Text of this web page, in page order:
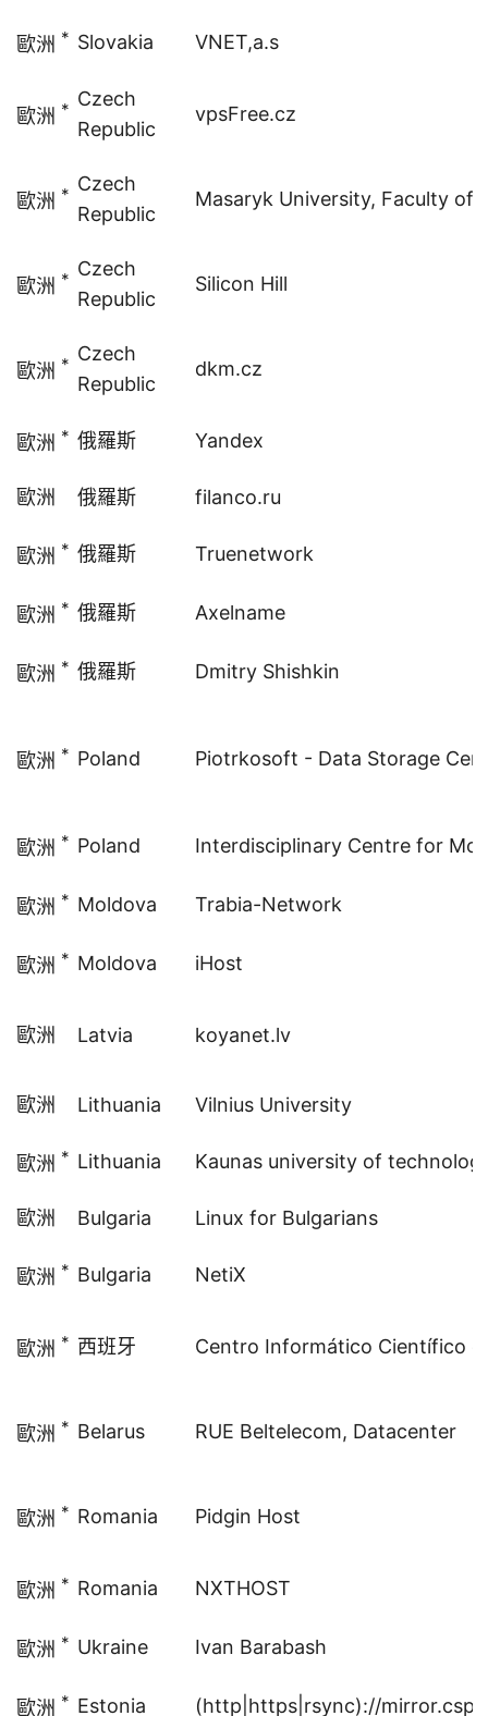
歐洲 * Slovakia VNET,a.s
歐洲 * Czech
Republic
vpsFree.cz
歐洲 * Czech
Republic
Masaryk University, Faculty of
歐洲 * Czech
Republic
Silicon Hill
歐洲 * Czech
Republic
dkm.cz
歐洲 * 俄羅斯 Yandex
歐洲 俄羅斯 filanco.ru
歐洲 * 俄羅斯 Truenetwork
歐洲 * 俄羅斯 Axelname
歐洲 * 俄羅斯 Dmitry Shishkin
歐洲 * Poland Piotrkosoft - Data Storage
歐洲 * Poland Interdisciplinary Centre for
歐洲 * Moldova Trabia-Network
歐洲 * Moldova iHost
歐洲 Latvia koyanet.lv
歐洲 Lithuania Vilnius University
歐洲 * Lithuania Kaunas university of
歐洲 Bulgaria Linux for Bulgarians
歐洲 * Bulgaria NetiX
歐洲 * 西班牙 Centro Informático Científico
歐洲 * Belarus RUE Beltelecom, Datacenter
歐洲 * Romania Pidgin Host
歐洲 * Romania NXTHOST
歐洲 * Ukraine Ivan Barabash
歐洲 * Estonia (http|https|rsync)://